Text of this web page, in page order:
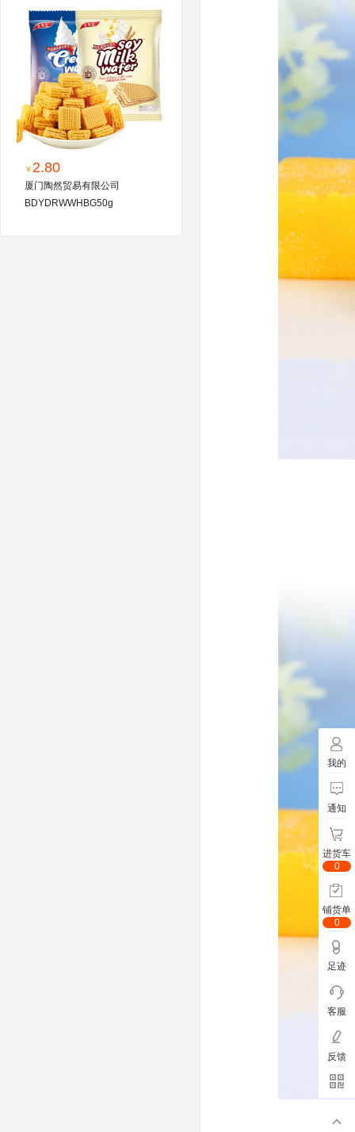
￥2.80
厦门陶然贸易有限公司
BDYDRWWHBG50g
我的
通知
进货车
0
铺货单
0
足迹
客服
反馈